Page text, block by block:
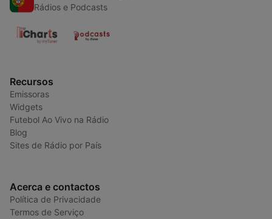
Rádios e Podcasts
Recursos
Emissoras
Widgets
Futebol Ao Vivo na Rádio
Blog
Sites de Rádio por País
Acerca e contactos
Política de Privacidade
Termos de Serviço